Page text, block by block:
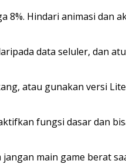
8%. Hindari animasi dan
data seluler, dan
atau gunakan versi
fungsi dasar dan
main game berat